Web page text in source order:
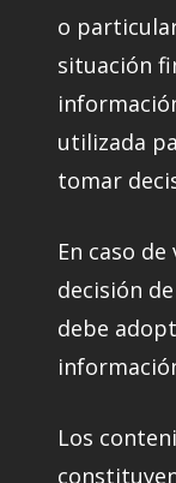
o
situación
utilizada
tomar
En caso
decisión
debe
Los